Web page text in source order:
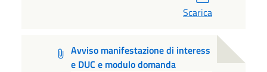
Scarica
Avviso manifestazione di interess
e DUC e modulo domanda